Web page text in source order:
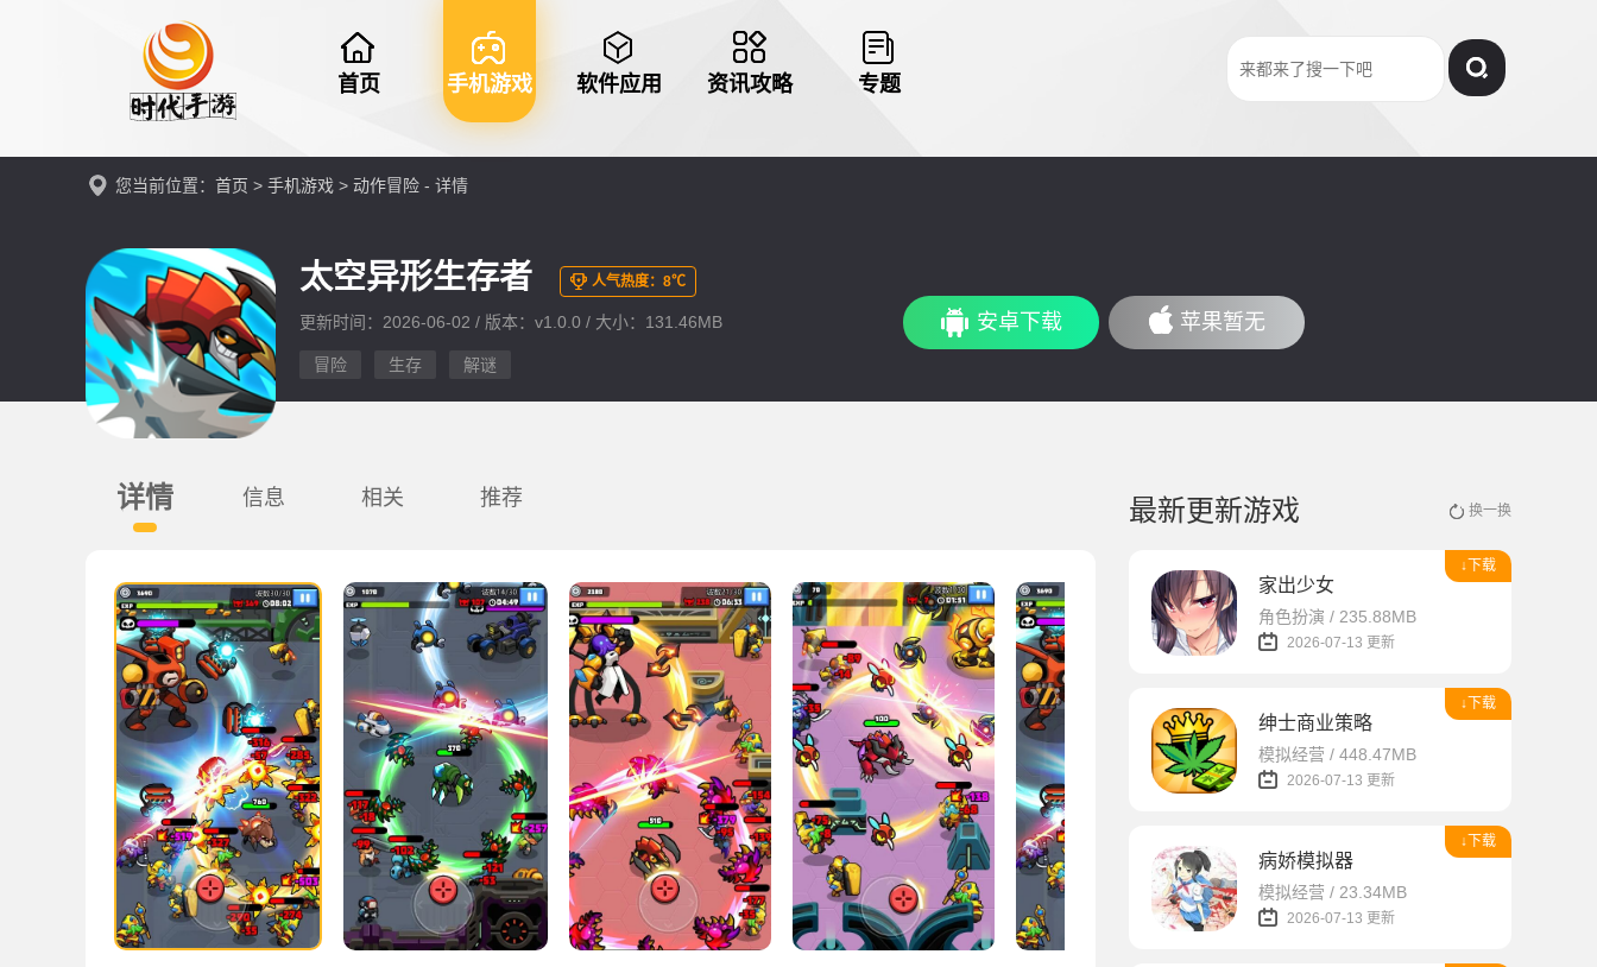
首页 手机游戏 软件应用 资讯攻略 专题
您当前位置： 首页 > 手机游戏 > 动作冒险 - 详情
太空异形生存者 人气热度：8℃
更新时间：2026-06-02 / 版本：v1.0.0 / 大小：131.46MB
冒险 生存 解谜
安卓下载 苹果暂无
详情 信息 相关 推荐 最新更新游戏 换一换
↓下载
家出少女
角色扮演 / 235.88MB
2026-07-13 更新
↓下载
绅士商业策略
模拟经营 / 448.47MB
2026-07-13 更新
↓下载
病娇模拟器
模拟经营 / 23.34MB
2026-07-13 更新